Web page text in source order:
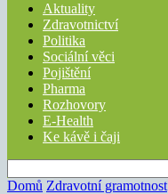
Aktuality
Zdravotnictví
Politika
Sociální věci
Pojištění
Pharma
Rozhovory
E-Health
Ke kávě i čaji
Domů Zdravotní gramotnost